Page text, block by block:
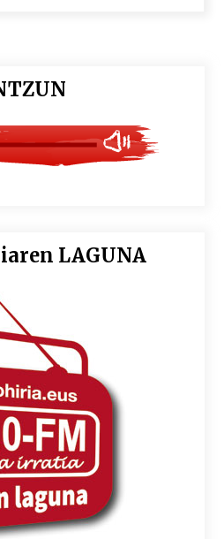
Plentziako Itsas Martxa ospatuko
07
aretoan
03
Paul McCartney eta Ringo Starr-en
03
Bide, Boards Of Canada, Somak,
Teens, Underscores, Habia
02
LAGUNA